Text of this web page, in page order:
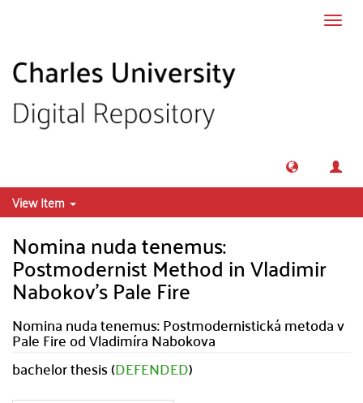
View Item
Nomina nuda tenemus:
Postmodernist Method in Vladimir
Nabokov's Pale Fire
Nomina nuda tenemus: Postmodernistická metoda v
Pale Fire od Vladimíra Nabokova
bachelor thesis (DEFENDED)